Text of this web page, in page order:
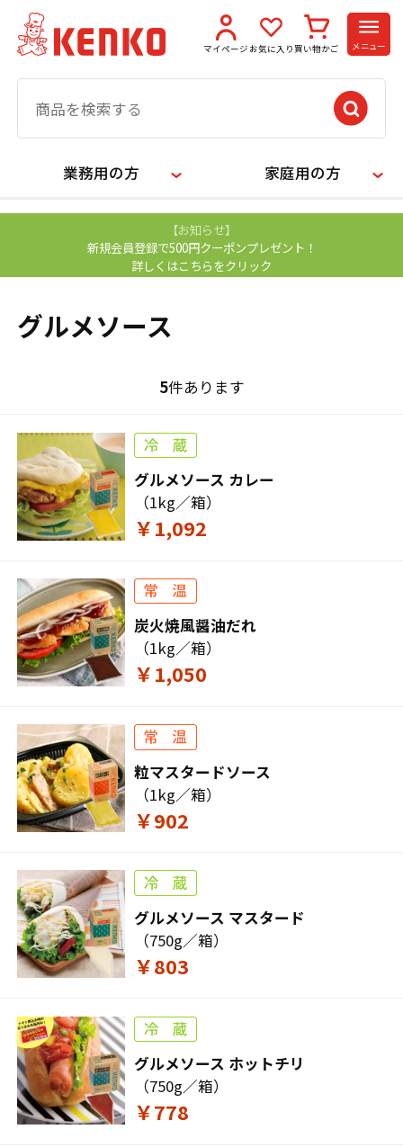
マイページ お気に入り 買い物かご メニュー
業務用の方 家庭用の方
【お知らせ】
新規会員登録で500円クーポンプレゼント！
詳しくはこちらをクリック
グルメソース
5件あります
グルメソース カレー
（1kg／箱）
￥1,092
炭火焼風醤油だれ
（1kg／箱）
￥1,050
粒マスタードソース
（1kg／箱）
￥902
グルメソース マスタード
（750g／箱）
￥803
グルメソース ホットチリ
（750g／箱）
￥778